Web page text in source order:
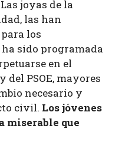
Las joyas de la
las han
los
sido programada
en el
del PSOE, mayores
necesario y
civil. Los jóvenes
miserable que